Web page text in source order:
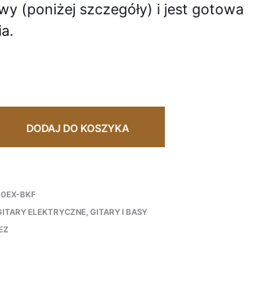
(poniżej szczegóły) i jest gotowa
DODAJ DO KOSZYKA
BKF
ELEKTRYCZNE ,GITARY I BASY